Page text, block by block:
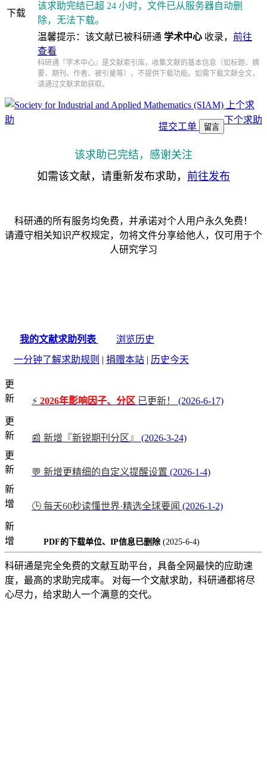
下载
该求助完结已超 24 小时，文件已从服务器自动删
除，无法下载。
温馨提示：该文献已被科研通 学术中心 收录， 前往
查看
科研通『学术中心』是文献索引库，收集文献的基本信息（如标题、摘
要、期刊、作者、被引量等），不提供下载功能。如需下载文献全文，
请通过文献求助获取。
上个求
助
下个求助
提交工单 留言
该求助已完结，感谢关注
如需该文献，请重新发布求助， 前往发布
科研通的所有服务均免费，并承诺对个人用户永久免费！
请遵守相关知识产权规定，勿将文件分享给他人，仅可用于个
人研究学习
我的文献求助列表
浏览历史
一分钟了解求助规则 | 捐赠本站 | 历史今天
更
新
⚡ 2026年影响因子、分区 已更新！
(2026-6-17)
更
新
📰 新增『新锐期刊分区』
(2026-3-24)
更
新
💬 新增更精细的自定义提醒设置 (2026-1-4)
新
增
🕒 每天60秒读懂世界·精选全球要闻 (2026-1-2)
新
增
PDF的下载单位、IP信息已删除 (2025-6-4)
科研通是完全免费的文献互助平台，具备全网最快的应助速
度，最高的求助完成率。 对每一个文献求助，科研通都将尽
心尽力，给求助人一个满意的交代。